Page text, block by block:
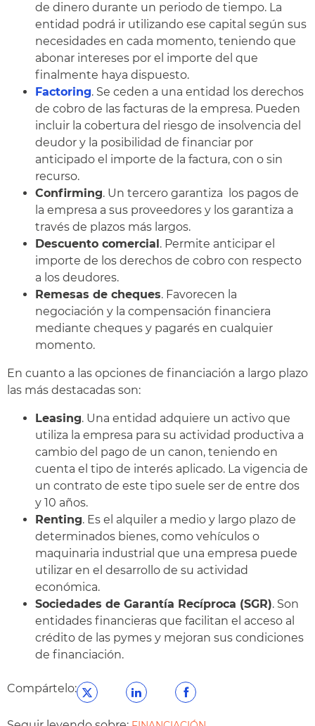
de dinero durante un periodo de tiempo. La
entidad podrá ir utilizando ese capital según sus
necesidades en cada momento, teniendo que
abonar intereses por el importe del que
finalmente haya dispuesto.
Factoring. Se ceden a una entidad los derechos
de cobro de las facturas de la empresa. Pueden
incluir la cobertura del riesgo de insolvencia del
deudor y la posibilidad de financiar por
anticipado el importe de la factura, con o sin
recurso.
Confirming. Un tercero garantiza los pagos de
la empresa a sus proveedores y los garantiza a
través de plazos más largos.
Descuento comercial. Permite anticipar el
importe de los derechos de cobro con respecto
a los deudores.
Remesas de cheques. Favorecen la
negociación y la compensación financiera
mediante cheques y pagarés en cualquier
momento.
En cuanto a las opciones de financiación a largo plazo
las más destacadas son:
Leasing. Una entidad adquiere un activo que
utiliza la empresa para su actividad productiva a
cambio del pago de un canon, teniendo en
cuenta el tipo de interés aplicado. La vigencia de
un contrato de este tipo suele ser de entre dos
y 10 años.
Renting. Es el alquiler a medio y largo plazo de
determinados bienes, como vehículos o
maquinaria industrial que una empresa puede
utilizar en el desarrollo de su actividad
económica.
Sociedades de Garantía Recíproca (SGR). Son
entidades financieras que facilitan el acceso al
crédito de las pymes y mejoran sus condiciones
de financiación.
Compártelo: